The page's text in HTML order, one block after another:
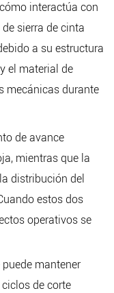
interactúa con
sierra de cinta
a su estructura
el material de
mecánicas durante
de avance
mientras que la
distribución del
estos dos
operativos se
mantener
de corte